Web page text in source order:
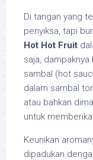
Di tangan yang
penyiksa, tapi
Hot Hot Fruit
saja,
sambal (hot
dalam sambal
atau bahkan
untuk
Keunikan
dipadukan